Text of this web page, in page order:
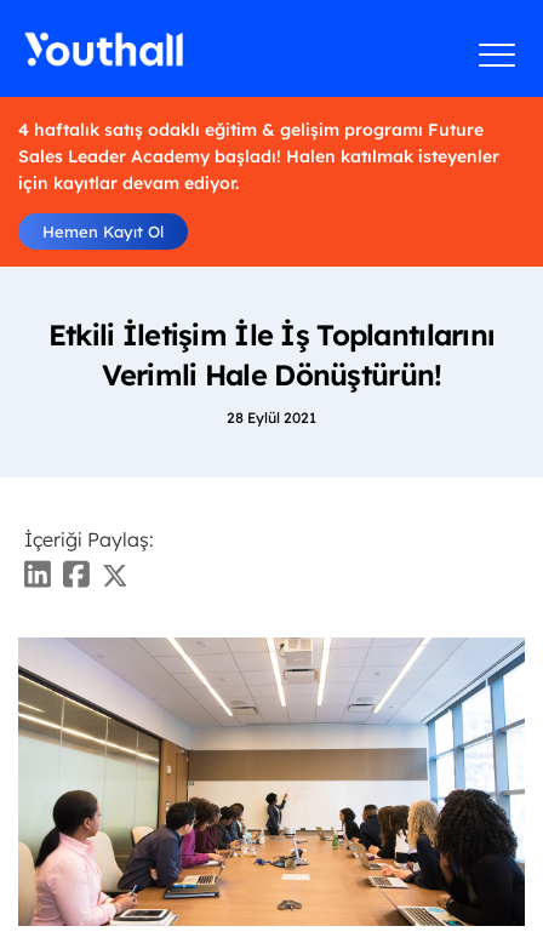
4 haftalık satış odaklı eğitim & gelişim programı Future
Sales Leader Academy başladı! Halen katılmak isteyenler
için kayıtlar devam ediyor.
Hemen Kayıt Ol
Etkili İletişim İle İş Toplantılarını
Verimli Hale Dönüştürün!
28 Eylül 2021
İçeriği Paylaş: